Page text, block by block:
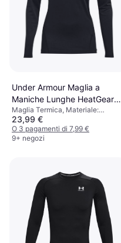
Under Armour Maglia a
Maniche Lunghe HeatGear
Mock Long Da Uomo
Nero/Bianco Men's
Maglia Termica, Materiale:
Elastane/Lycra/Spandex,
Poliestere, Compressione, Elastico
23,99 €
O 3 pagamenti di 7,99 €
9+ negozi